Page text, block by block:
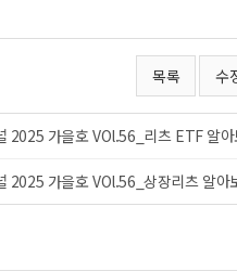
목록 수
2025 가을호 VOl.56_리츠 ETF 알아
2025 가을호 VOl.56_상장리츠 알아